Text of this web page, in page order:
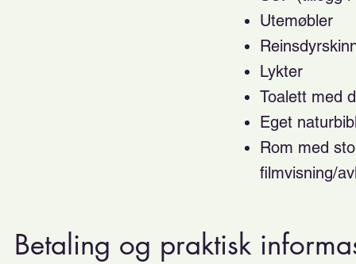
Utemøbler
Lykter
Toalett med
Eget
Rom med
filmvisning/
Betaling og praktisk